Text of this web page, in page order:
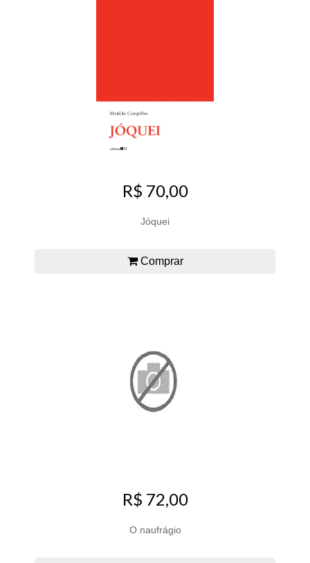
R$ 70,00
Jóquei
Comprar
R$ 72,00
O naufrágio